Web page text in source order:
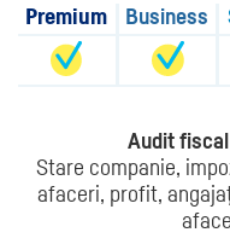
Premium
Business
Audit
Stare companie,
afaceri, profit,